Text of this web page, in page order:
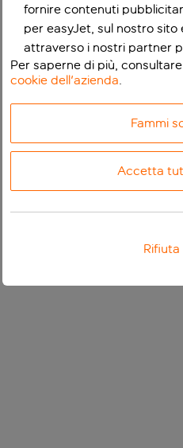
fornire contenuti
per easyJet, sul nostro sito
attraverso i nostri partner
Per saperne di più,
cookie dell'azienda.
Fammi
Accetta